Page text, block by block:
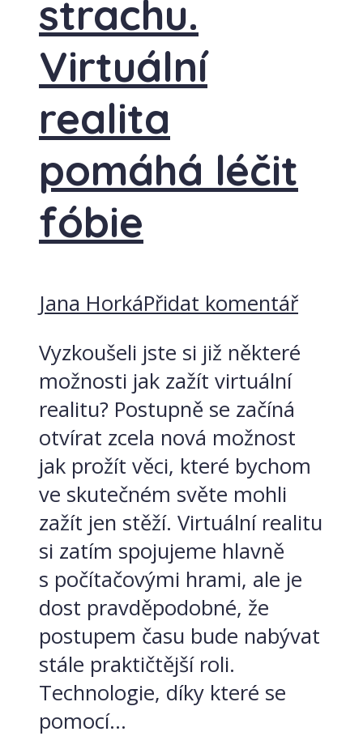
strachu.
Virtuální
realita
pomáhá léčit
fóbie
Jana HorkáPřidat komentář
Vyzkoušeli jste si již některé
možnosti jak zažít virtuální
realitu? Postupně se začíná
otvírat zcela nová možnost
jak prožít věci, které bychom
ve skutečném světe mohli
zažít jen stěží. Virtuální realitu
si zatím spojujeme hlavně
s počítačovými hrami, ale je
dost pravděpodobné, že
postupem času bude nabývat
stále praktičtější roli.
Technologie, díky které se
pomocí...